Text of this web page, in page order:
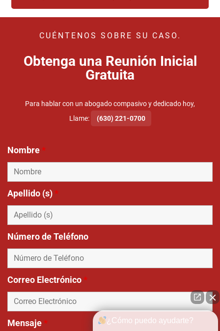
CUÉNTENOS SOBRE SU CASO.
Obtenga una Reunión Inicial
Gratuita
Para hablar con un abogado compasivo y dedicado hoy,
Llame:
(630) 221-0700
Nombre*
Apellido (s)*
Número de Teléfono
Correo Electrónico*
Mensaje* ¿Cómo puedo ayudarte?